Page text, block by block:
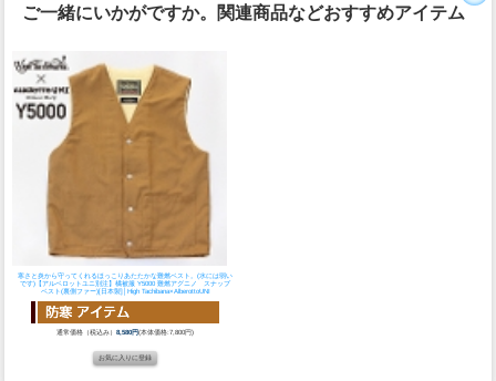
ご一緒にいかがですか。関連商品などおすすめアイテム
寒さと炎から守ってくれるほっこりあたたかな難燃ベスト。(水には弱い
です) 【アルベロットユニ別注】橘被服 Y5000 難燃アグニノ スナップ
ベスト(裏側ファー)[日本製]│High Tachibana×AlberottoUNI
通常価格（税込み）8,580円(本体価格:7,800円)